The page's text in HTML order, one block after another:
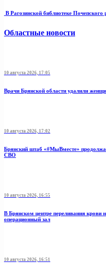
В Рагозинской библиотеке Почепского
Областные новости
10 августа 2026, 17:05
Врачи Брянской области удалили
10 августа 2026, 17:02
Брянский штаб «#МыВместе»
СВО
10 августа 2026, 16:55
В Брянском центре переливания крови
операционный зал
10 августа 2026, 16:51